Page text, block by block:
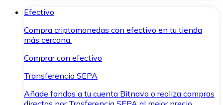
Efectivo
Compra criptomonedas con efectivo en tu tienda
más cercana.
Comprar con efectivo
Transferencia SEPA
Añade fondos a tu cuenta Bitnovo o realiza compras